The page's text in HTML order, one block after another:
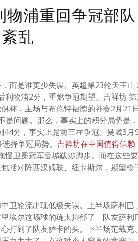
物浦重回争冠部
乱
而是谁更少失误。英超第23轮天王山
利物浦2分，重燃争冠期望。吉祥坊
杯，主场与布伦特福德的补赛2月21
是问题。那么，事实上的积分局势是
分，事实上是前三在争冠。曼城3月
择争冠局势。 吉祥坊在中国值得信赖
慢卫冕冠军曼城跋涉脚步。而在这些
括对阵西汉姆联、纽卡斯尔，期望枪
卫轮流出现低级失误。上半场萨利巴
埃尔这场球的确太抑郁了，队友萨利
打到了队友萨卡的头。下半场范戴克